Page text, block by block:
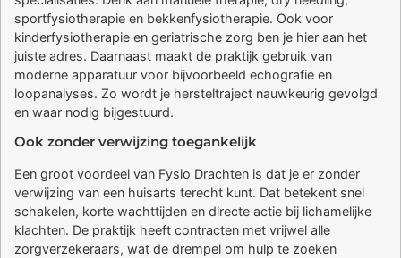
sportfysiotherapie en bekkenfysiotherapie. Ook voor
kinderfysiotherapie en geriatrische zorg ben je hier aan het
juiste adres. Daarnaast maakt de praktijk gebruik van
moderne apparatuur voor bijvoorbeeld echografie en
loopanalyses. Zo wordt je hersteltraject nauwkeurig gevolgd
en waar nodig bijgestuurd.
Ook zonder verwijzing toegankelijk
Een groot voordeel van Fysio Drachten is dat je er zonder
verwijzing van een huisarts terecht kunt. Dat betekent snel
schakelen, korte wachttijden en directe actie bij lichamelijke
klachten. De praktijk heeft contracten met vrijwel alle
zorgverzekeraars, wat de drempel om hulp te zoeken